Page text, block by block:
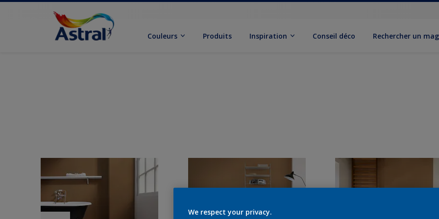
Couleurs Produits Inspiration Conseil déco Rechercher un
We respect your privacy.